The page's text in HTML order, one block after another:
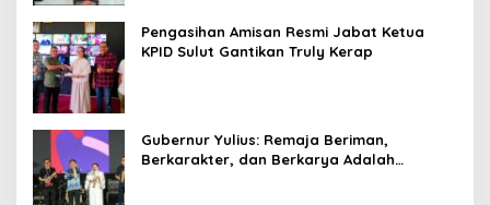
Pengasihan Amisan Resmi Jabat Ketua
KPID Sulut Gantikan Truly Kerap
Gubernur Yulius: Remaja Beriman,
Berkarakter, dan Berkarya Adalah